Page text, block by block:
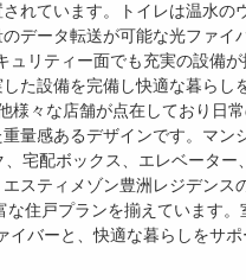
れています。トイレは温水の
データ転送が可能な光ファイ
リティー面でも充実の設備
た設備を完備し快適な暮らし
様々な店舗が点在しており日
量感あるデザインです。マン
宅配ボックス、エレベーター
スティメゾン豊洲レジデンス
住戸プランを揃えています
バーと、快適な暮らしをサポ